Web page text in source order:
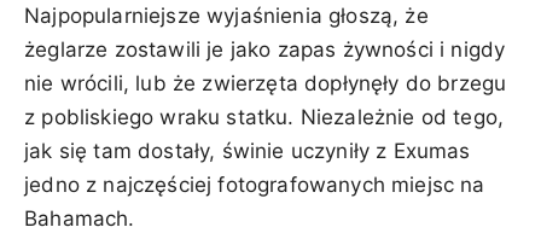
Najpopularniejsze wyjaśnienia głoszą, że
żeglarze zostawili je jako zapas żywności i nigdy
nie wrócili, lub że zwierzęta dopłynęły do brzegu
z pobliskiego wraku statku. Niezależnie od tego,
jak się tam dostały, świnie uczyniły z Exumas
jedno z najczęściej fotografowanych miejsc na
Bahamach.